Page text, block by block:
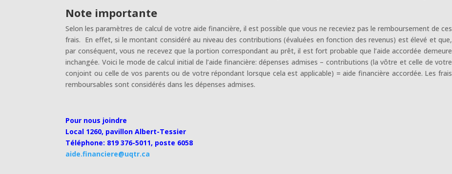
Note importante
Selon les paramètres de calcul de votre aide financière, il est possible que vous ne receviez pas le remboursement de ces
frais. En effet, si le montant considéré au niveau des contributions (évaluées en fonction des revenus) est élevé et que,
par conséquent, vous ne recevez que la portion correspondant au prêt, il est fort probable que l’aide accordée demeure
inchangée. Voici le mode de calcul initial de l’aide financière: dépenses admises – contributions (la vôtre et celle de votre
conjoint ou celle de vos parents ou de votre répondant lorsque cela est applicable) = aide financière accordée. Les frais
remboursables sont considérés dans les dépenses admises.
Pour nous joindre
Local 1260, pavillon Albert-Tessier
Téléphone: 819 376-5011, poste 6058
aide.financiere@uqtr.ca